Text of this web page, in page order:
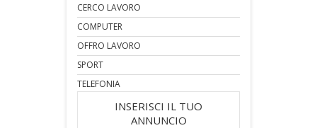
CERCO LAVORO
COMPUTER
OFFRO LAVORO
SPORT
TELEFONIA
INSERISCI IL TUO
ANNUNCIO